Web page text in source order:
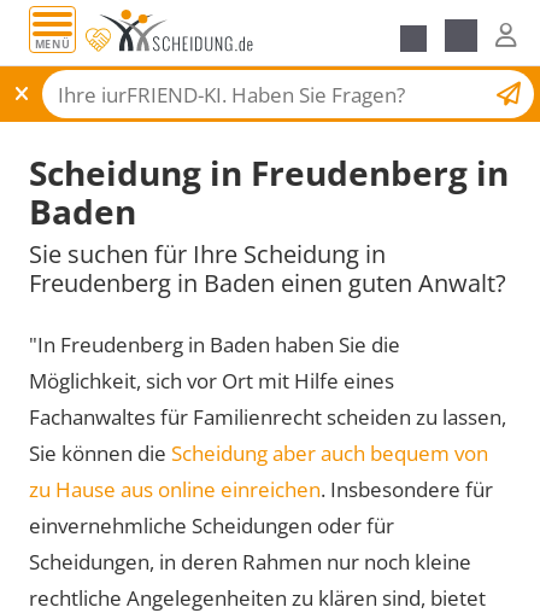
MENÜ
Scheidungsantrag
Scheidung in Freudenberg in
Baden
Sie suchen für Ihre Scheidung in
Freudenberg in Baden einen guten Anwalt?
"In Freudenberg in Baden haben Sie die
Möglichkeit, sich vor Ort mit Hilfe eines
Fachanwaltes für Familienrecht scheiden zu lassen,
Sie können die Scheidung aber auch bequem von
zu Hause aus online einreichen. Insbesondere für
einvernehmliche Scheidungen oder für
Scheidungen, in deren Rahmen nur noch kleine
rechtliche Angelegenheiten zu klären sind, bietet